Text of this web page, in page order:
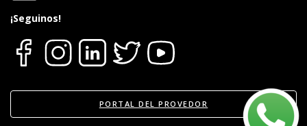
¡Seguinos!
PORTAL DEL PROVEDOR